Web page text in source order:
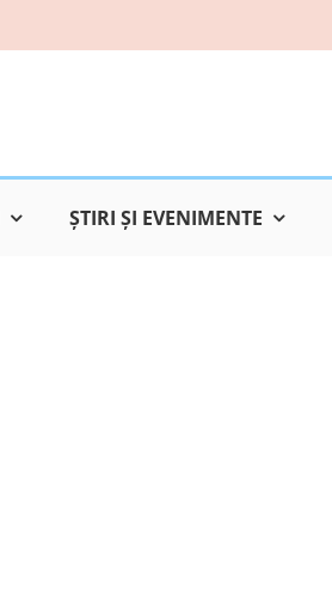
ŞTIRI ŞI EVENIMENTE